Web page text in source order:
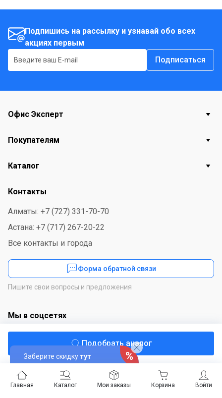
Главная Каталог Войти
Мои заказы Корзина
Подобрать аналог
Подпишись на рассылку и узнавай обо всех
акциях первым
Подписаться
Заберите скидкутут
Офис Эксперт
Покупателям
Каталог
Контакты
Алматы: +7 (727) 331-70-70
Астана: +7 (717) 267-20-22
Все контакты и города
Форма обратной связи
Пишите свои вопросы и предложения
Мы в соцсетях
Скачайте приложение